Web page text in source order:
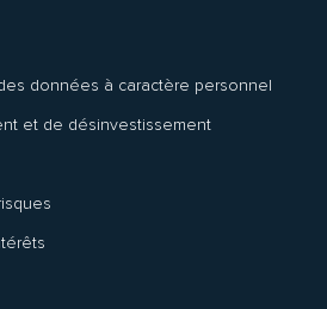
données à caractère personnel
et de désinvestissement